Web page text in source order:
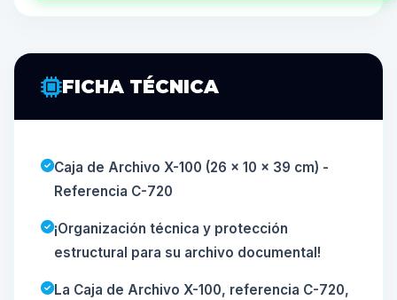
FICHA TÉCNICA
Caja de Archivo X-100 (26 x 10 x 39 cm) -
Referencia C-720
¡Organización técnica y protección
estructural para su archivo documental!
La Caja de Archivo X-100, referencia C-720,